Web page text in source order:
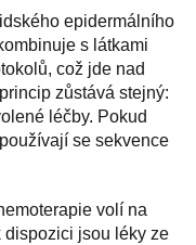
epidermálního
s látkami
což jde nad
zůstává stejný:
léčby. Pokud
se sekvence
volí na
jsou léky ze